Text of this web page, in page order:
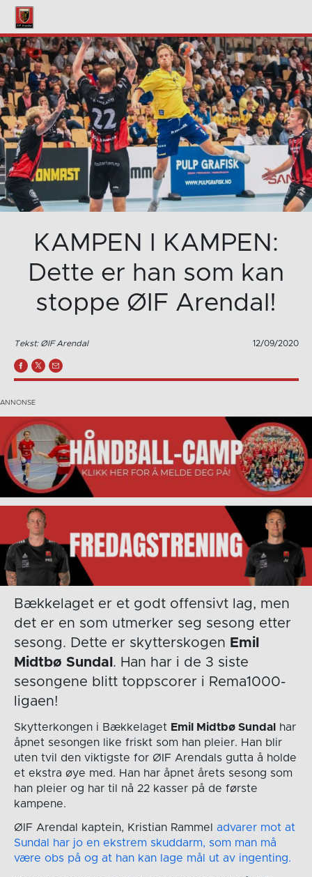
KAMPEN I KAMPEN:
Dette er han som kan
stoppe ØIF Arendal!
Tekst: ØIF Arendal 12/09/2020
Bækkelaget er et godt offensivt lag, men
det er en som utmerker seg sesong etter
sesong. Dette er skytterskogen Emil
Midtbø Sundal . Han har i de 3 siste
sesongene blitt toppscorer i Rema1000-
ligaen!
Skytterkongen i Bækkelaget Emil Midtbø Sundal
har
åpnet sesongen like friskt som han pleier. Han blir
uten tvil den viktigste for ØIF Arendals gutta å holde
et ekstra øye med. Han har åpnet årets sesong som
han pleier og har til nå 22 kasser på de første
kampene.
ØIF Arendal kaptein, Kristian Rammel advarer mot at
Sundal har jo en ekstrem skuddarm, som man må
være obs på og at han kan lage mål ut av ingenting.